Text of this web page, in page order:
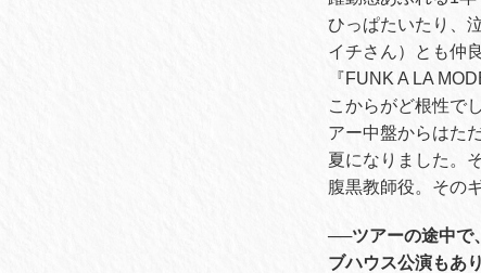
ひっぱたいたり、
イチさん）とも仲
『FUNK A LA
こからがど根性で
アー中盤からはた
夏になりました。
腹黒教師役。その
──ツアーの途中で
ブハウス公演もあ